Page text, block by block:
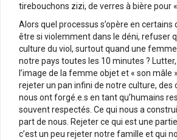
tirebouchons zizi, de verres à bière pour
Alors quel processus s’opère en certains
être si violemment dans le déni, refuser
culture du viol, surtout quand une
notre pays toutes les 10 minutes ?
l’image de la femme objet et « son mâle
rejeter un pan infini de notre culture, des
nous ont forgé.e.s en tant qu’humains
souvent respectés. Ce qui nous a
part de nous. Rejeter ce qui est une
c’est un peu rejeter notre famille et qui